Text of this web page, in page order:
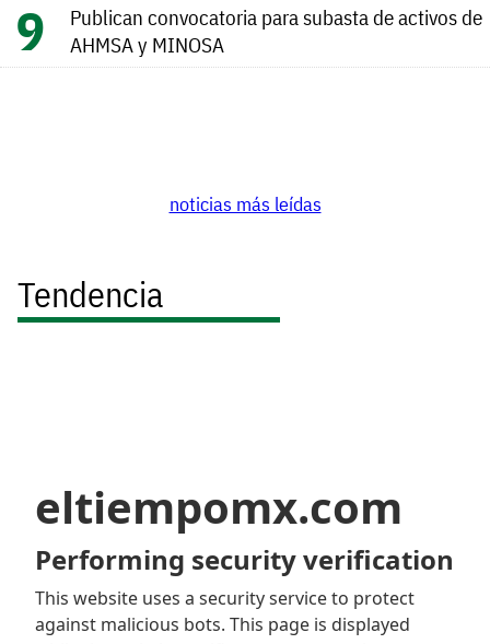
Publican convocatoria para subasta de activos de
AHMSA y MINOSA
noticias más leídas
Tendencia